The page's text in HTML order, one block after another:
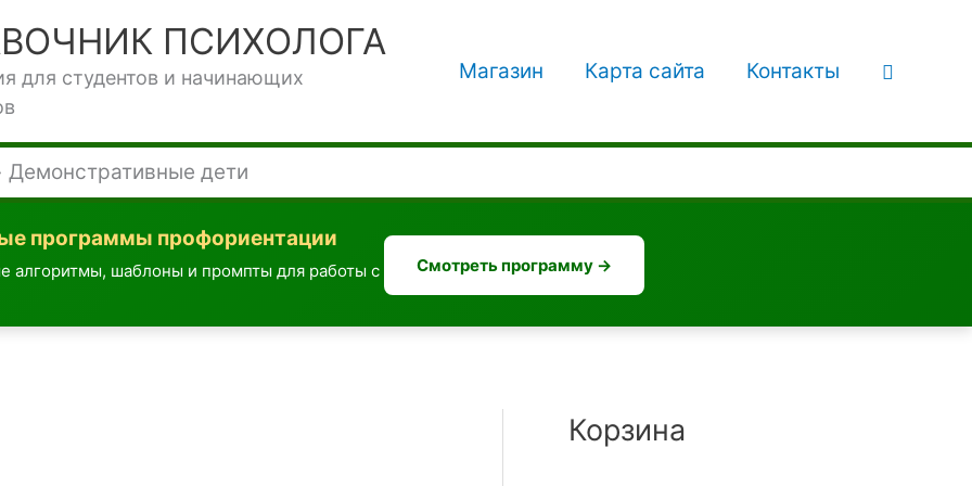
ПСИХОЛОГА
для студентов и начинающих
Магазин Карта сайта Контакты Поиск
Демонстративные дети
программы профориентации
алгоритмы, шаблоны и промпты для работы с
Смотреть программу →
Корзина
П